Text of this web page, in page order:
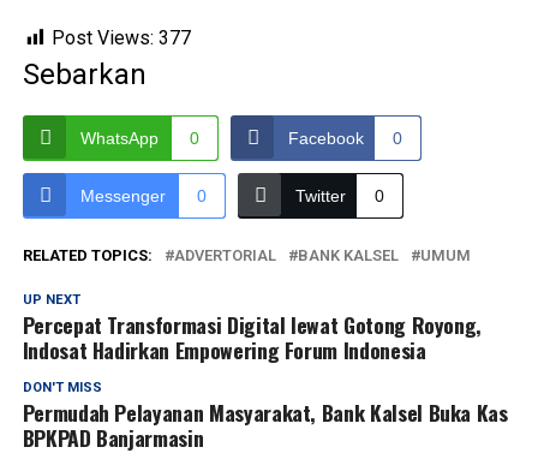
Post Views: 377
Sebarkan
WhatsApp 0 Facebook 0
Messenger 0 Twitter 0
RELATED TOPICS: ADVERTORIAL BANK KALSEL UMUM
UP NEXT
Percepat Transformasi Digital lewat Gotong Royong,
Indosat Hadirkan Empowering Forum Indonesia
DON'T MISS
Permudah Pelayanan Masyarakat, Bank Kalsel Buka Kas
BPKPAD Banjarmasin